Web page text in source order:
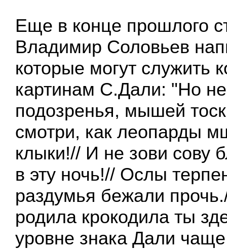
Еще в конце прошлого
Владимир Соловьев
которые могут служить
картинам С.Дали: "Но
подозренья, мышей
смотри, как леопарды
клыки!// И не зови сову
в эту ночь!// Ослы
раздумья бежали
родила крокодила ты
уровне знака Дали чаще